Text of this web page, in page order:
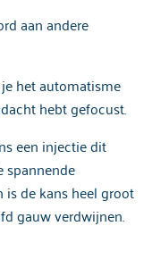
aan andere
het automatisme
hebt gefocust.
een injectie dit
spannende
is de kans heel groot
gauw verdwijnen.